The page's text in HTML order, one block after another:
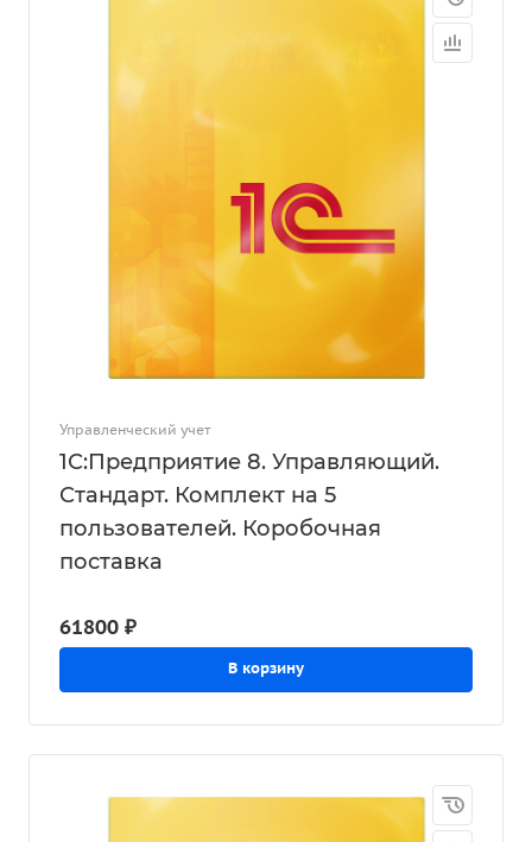
Управленческий учет
1С:Предприятие 8. Управляющий.
Стандарт. Комплект на 5
пользователей. Коробочная
поставка
61800 ₽
В корзину